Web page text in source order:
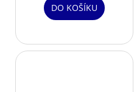
DO KOŠÍKU